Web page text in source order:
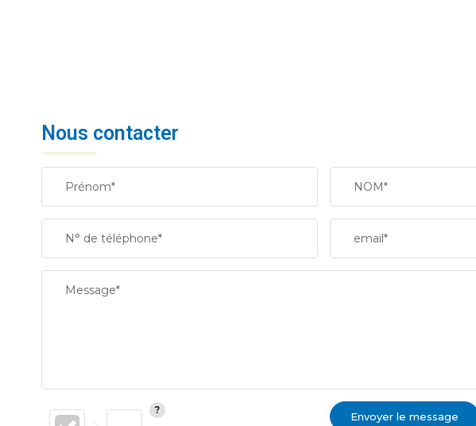
Nous contacter
Prénom* NOM*
N° de téléphone* email*
Message*
Envoyer le message